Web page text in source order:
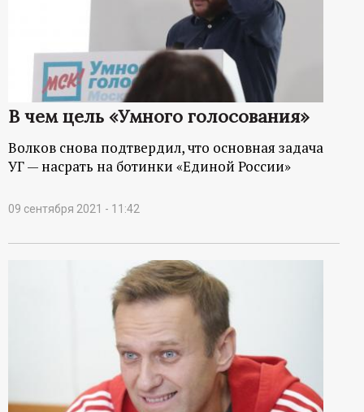
В чем цель «Умного голосования»
Волков снова подтвердил, что основная задача
УГ — насрать на ботинки «Единой России»
09 сентября 2021 - 11:42